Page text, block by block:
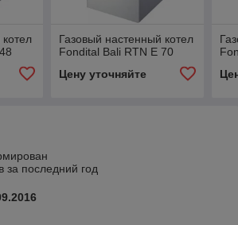
Газовый настенный котел
Fondital Bali RTN E 70
Цену уточняйте
за последний год